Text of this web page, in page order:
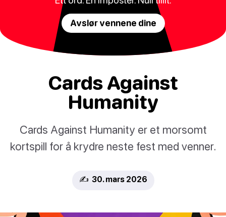
Avslør vennene dine
Cards Against
Humanity
Cards Against Humanity er et morsomt
kortspill for å krydre neste fest med venner.
✍️ 30. mars 2026